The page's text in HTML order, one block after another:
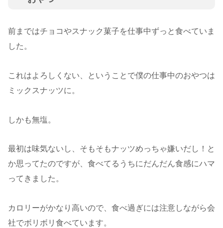
前まではチョコやスナック菓子を仕事中ずっと食べていま
した。
これはよろしくない、ということで僕の仕事中のおやつは
ミックスナッツに。
しかも無塩。
最初は味気ないし、そもそもナッツめっちゃ嫌いだし！と
か思ってたのですが、食べてるうちにだんだん食感にハマ
ってきました。
カロリーがかなり高いので、食べ過ぎには注意しながら会
社でボリボリ食べています。